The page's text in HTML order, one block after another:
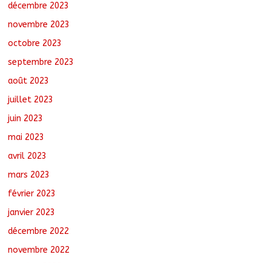
décembre 2023
novembre 2023
octobre 2023
septembre 2023
août 2023
juillet 2023
juin 2023
mai 2023
avril 2023
mars 2023
février 2023
janvier 2023
décembre 2022
novembre 2022